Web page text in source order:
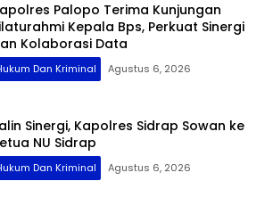
Palopo Terima Kunjungan
Kepala Bps, Perkuat Sinergi
Kolaborasi Data
Dan Kriminal Agustus 6, 2026
Sinergi, Kapolres Sidrap Sowan ke
NU Sidrap
Dan Kriminal Agustus 6, 2026